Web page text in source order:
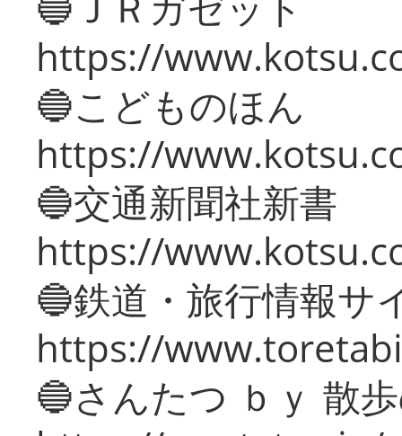
https://
🔵こどものほん
https://
🔵交通新聞社新書
https://
🔵鉄道・旅行情報サ
https://
🔵さんたつ ｂｙ 散